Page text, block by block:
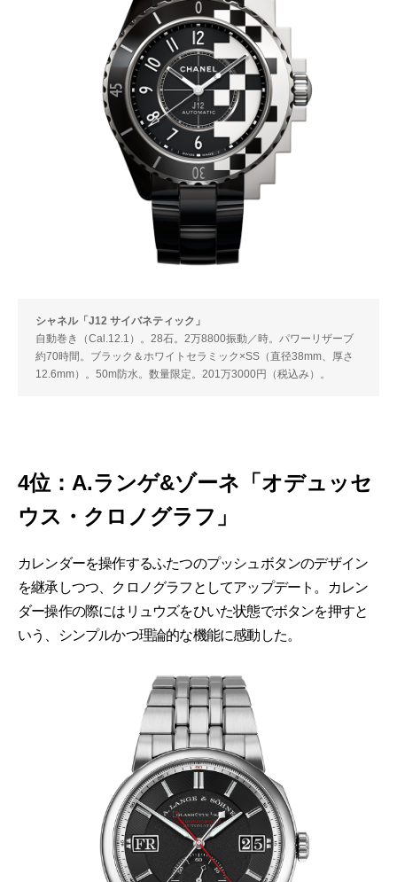
シャネル「J12 サイバネティック」
自動巻き（Cal.12.1）。28石。2万8800振動／時。パワーリザーブ
約70時間。ブラック＆ホワイトセラミック×SS（直径38mm、厚さ
12.6mm）。50m防水。数量限定。201万3000円（税込み）。
4位：A.ランゲ&ゾーネ「オデュッセ
ウス・クロノグラフ」
カレンダーを操作するふたつのプッシュボタンのデザイン
を継承しつつ、クロノグラフとしてアップデート。カレン
ダー操作の際にはリュウズをひいた状態でボタンを押すと
いう、シンプルかつ理論的な機能に感動した。